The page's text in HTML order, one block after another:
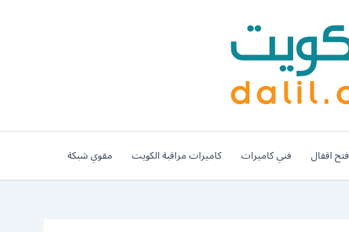
فتح اقفال فني كاميرات كاميرات مراقبة الكويت مقوي شبكة